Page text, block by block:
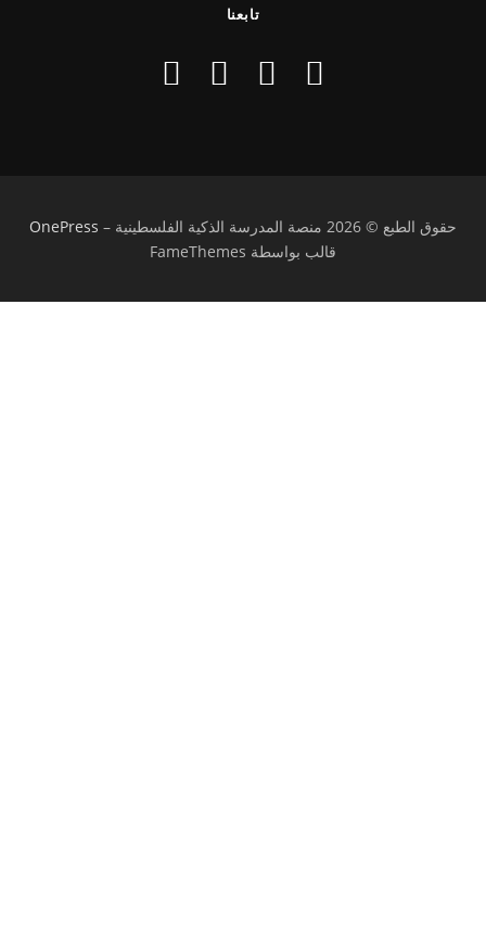
تابعنا
حقوق الطبع © 2026 منصة المدرسة الذكية الفلسطينية –
OnePress
قالب بواسطة FameThemes